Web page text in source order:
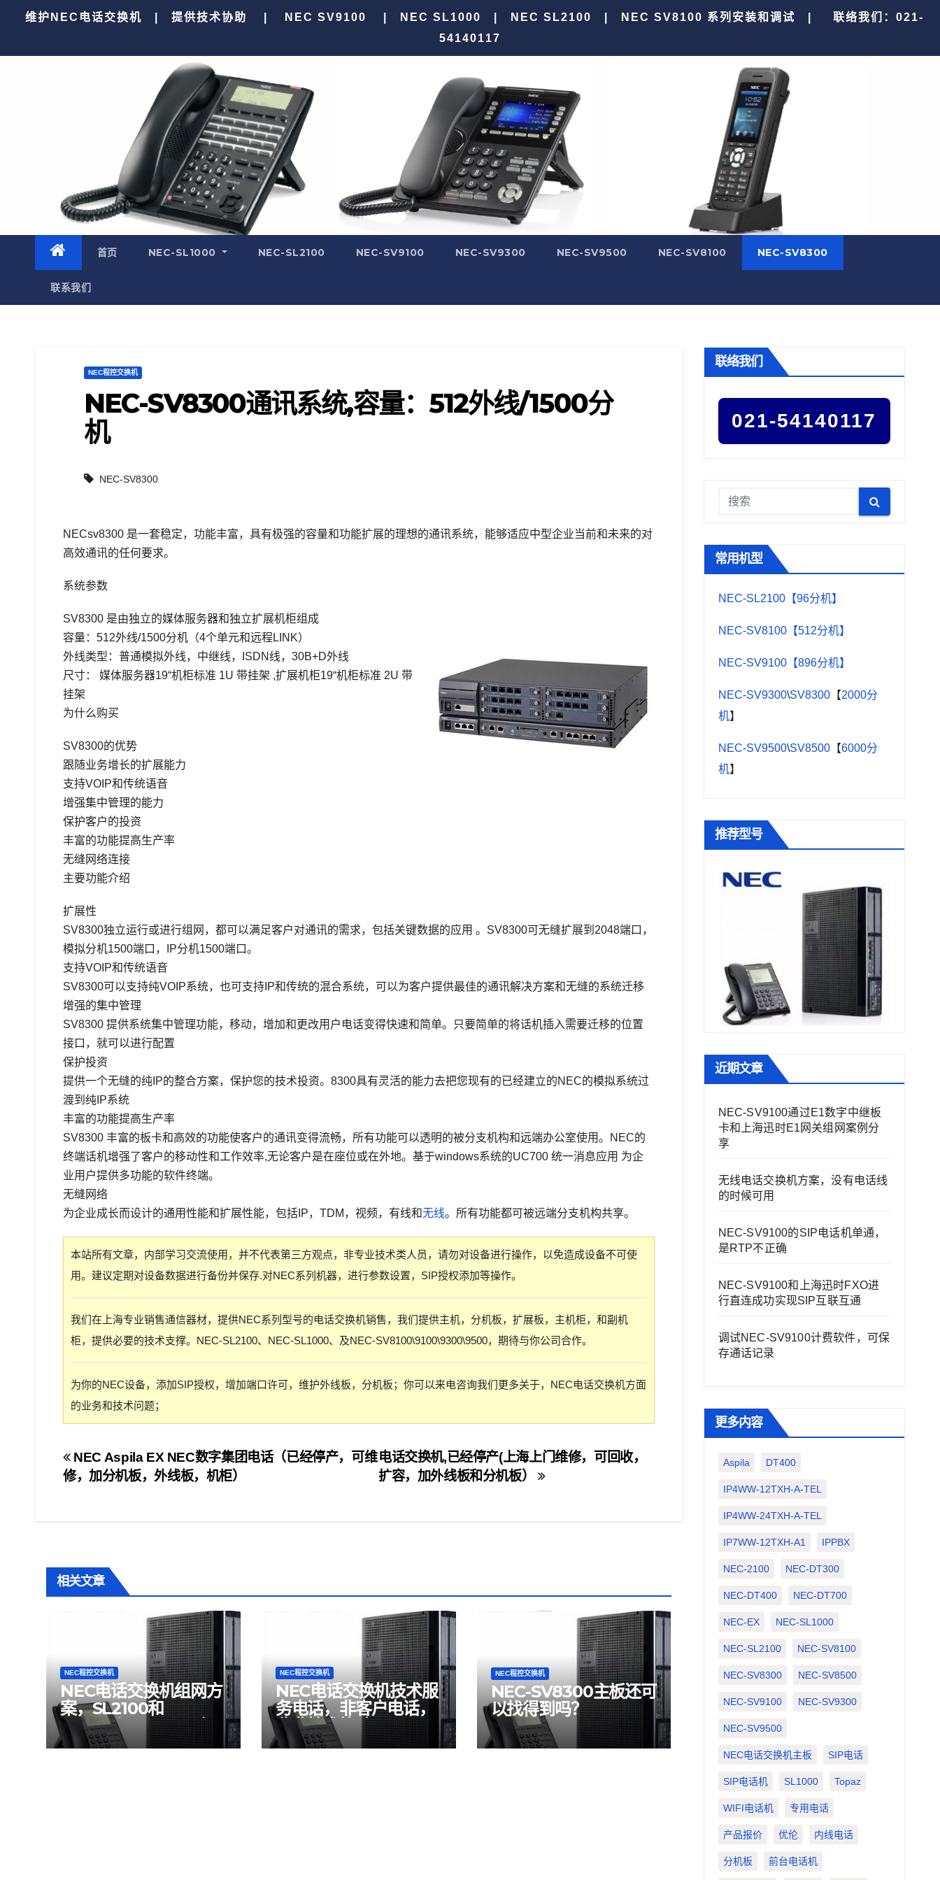
维护NEC电话交换机 | 提供技术协助 | NEC SV9100 | NEC SL1000 | NEC SL2100 | NEC SV8100 系列安装和调试 |
联络我们：021-
54140117
首页 NEC-SL1000 NEC-SL2100 NEC-SV9100 NEC-SV9300 NEC-SV9500 NEC-SV8100 NEC-SV8300
联系我们
NEC程控交换机
NEC-SV8300通讯系统,容量：512外线/1500分
机
NEC-SV8300
NECsv8300 是一套稳定，功能丰富，具有极强的容量和功能扩展的理想的通讯系统，能够适应中型企业当前和未来的对
高效通讯的任何要求。
系统参数
SV8300 是由独立的媒体服务器和独立扩展机柜组成
容量：512外线/1500分机（4个单元和远程LINK）
外线类型：普通模拟外线，中继线，ISDN线，30B+D外线
尺寸： 媒体服务器19“机柜标准 1U 带挂架 ,扩展机柜19“机柜标准 2U 带
挂架
为什么购买
SV8300的优势
跟随业务增长的扩展能力
支持VOIP和传统语音
增强集中管理的能力
保护客户的投资
丰富的功能提高生产率
无缝网络连接
主要功能介绍
扩展性
SV8300独立运行或进行组网，都可以满足客户对通讯的需求，包括关键数据的应用 。SV8300可无缝扩展到2048端口，
模拟分机1500端口，IP分机1500端口。
支持VOIP和传统语音
SV8300可以支持纯VOIP系统，也可支持IP和传统的混合系统，可以为客户提供最佳的通讯解决方案和无缝的系统迁移
增强的集中管理
SV8300 提供系统集中管理功能，移动，增加和更改用户电话变得快速和简单。只要简单的将话机插入需要迁移的位置
接口，就可以进行配置
保护投资
提供一个无缝的纯IP的整合方案，保护您的技术投资。8300具有灵活的能力去把您现有的已经建立的NEC的模拟系统过
渡到纯IP系统
丰富的功能提高生产率
SV8300 丰富的板卡和高效的功能使客户的通讯变得流畅，所有功能可以透明的被分支机构和远端办公室使用。NEC的
终端话机增强了客户的移动性和工作效率,无论客户是在座位或在外地。基于windows系统的UC700 统一消息应用 为企
业用户提供多功能的软件终端。
无缝网络
为企业成长而设计的通用性能和扩展性能，包括IP，TDM，视频，有线和无线。所有功能都可被远端分支机构共享。
本站所有文章，内部学习交流使用，并不代表第三方观点，非专业技术类人员，请勿对设备进行操作，以免造成设备不可使
用。建议定期对设备数据进行备份并保存.对NEC系列机器，进行参数设置，SIP授权添加等操作。
我们在上海专业销售通信器材，提供NEC系列型号的电话交换机销售，我们提供主机，分机板，扩展板，主机柜，和副机
柜，提供必要的技术支撑。NEC-SL2100、NEC-SL1000、及NEC-SV8100\9100\9300\9500，期待与你公司合作。
为你的NEC设备，添加SIP授权，增加端口许可，维护外线板，分机板；你可以来电咨询我们更多关于，NEC电话交换机方面
的业务和技术问题；
文
章
电话交换机,已经停产(上海上门维修，可回收，
扩容，加外线板和分机板）
NEC Aspila EX NEC数字集团电话（已经停产，可维
修，加分机板，外线板，机柜）
相关文章
NEC程控交换机
NEC电话交换机组网方
案，SL2100和
SV9100\SV8100可组
网
NEC程控交换机
NEC电话交换机技术服
务电话，非客户电话，
收费技术协助
NEC程控交换机
NEC-SV8300主板还可
以找得到吗？
联络我们
021-54140117
常用机型
NEC-SL2100【96分机】
NEC-SV8100【512分机】
NEC-SV9100【896分机】
NEC-SV9300\SV8300【2000分
机】
NEC-SV9500\SV8500【6000分
机】
推荐型号
近期文章
NEC-SV9100通过E1数字中继板
卡和上海迅时E1网关组网案例分
享
无线电话交换机方案，没有电话线
的时候可用
NEC-SV9100的SIP电话机单通，
是RTP不正确
NEC-SV9100和上海迅时FXO进
行直连成功实现SIP互联互通
调试NEC-SV9100计费软件，可保
存通话记录
更多内容
Aspila DT400
IP4WW-12TXH-A-TEL
IP4WW-24TXH-A-TEL
IP7WW-12TXH-A1 IPPBX
NEC-2100 NEC-DT300
NEC-DT400 NEC-DT700
NEC-EX NEC-SL1000
NEC-SL2100 NEC-SV8100
NEC-SV8300 NEC-SV8500
NEC-SV9100 NEC-SV9300
NEC-SV9500
NEC电话交换机主板 SIP电话
SIP电话机 SL1000 Topaz
WIFI电话机 专用电话
产品报价 优伦 内线电话
分机板 前台电话机